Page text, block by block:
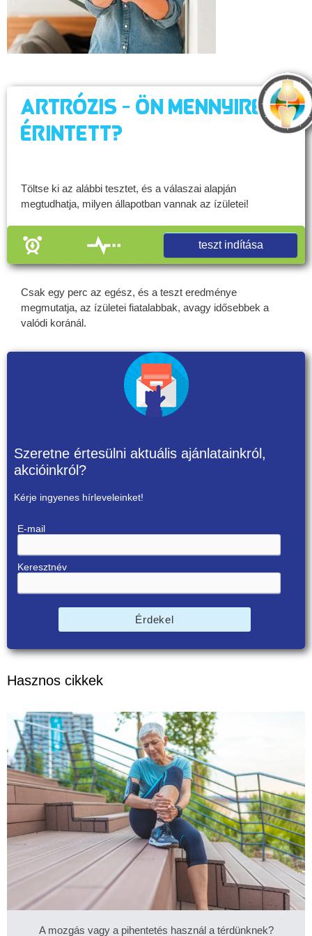
Artrózis - Ön mennyire
érintett?
Töltse ki az alábbi tesztet, és a válaszai alapján
megtudhatja, milyen állapotban vannak az ízületei!
teszt indítása
Csak egy perc az egész, és a teszt eredménye
megmutatja, az ízületei fiatalabbak, avagy idősebbek a
valódi koránál.
Szeretne értesülni aktuális ajánlatainkról,
akcióinkról?
Kérje ingyenes hírleveleinket!
E-mail
Keresztnév
Érdekel
Hasznos cikkek
A mozgás vagy a pihentetés használ a térdünknek?